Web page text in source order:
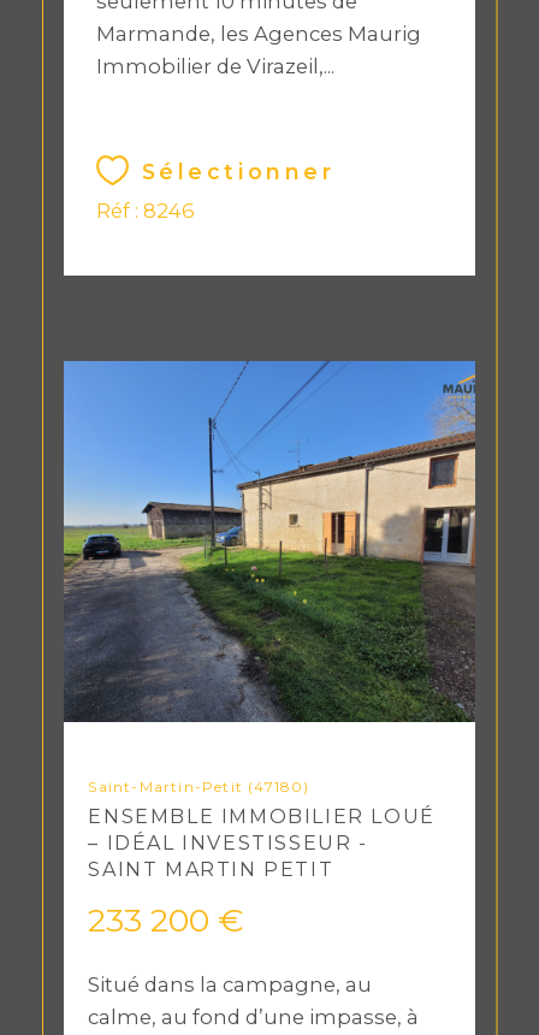
Marmande, les Agences Maurig
Immobilier de Virazeil,...
Sélectionner
Réf : 8246
Saint-Martin-Petit (47180)
ENSEMBLE IMMOBILIER LOUÉ
– IDÉAL INVESTISSEUR -
SAINT MARTIN PETIT
233 200 €
Situé dans la campagne, au
calme, au fond d’une impasse, à